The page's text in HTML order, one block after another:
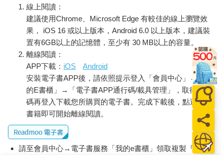
線上閱讀：
建議使用Chrome、Microsoft Edge 有較佳的線上瀏覽效
果， iOS 16 或以上版本，Android 6.0 以上版本，建議裝
置有6GB以上的記憶體，至少有 30 MB以上的容量。
離線閱讀：
APP下載： iOS
Android
安裝電子書APP後，請依照提示登入「會員中心」→「我
的E書櫃」→「電子書APP通行碼/載具管理」，取得通行
碼再登入下載您所購買的電子書。完成下載後，點選任一
書籍即可開始離線閱讀。
請至會員中心→電子書服務「我的e書櫃」領取複製『兌換